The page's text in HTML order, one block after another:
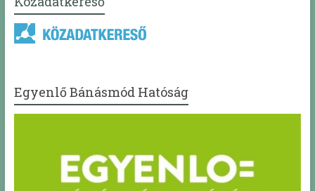
Egyenlő Bánásmód Hatóság